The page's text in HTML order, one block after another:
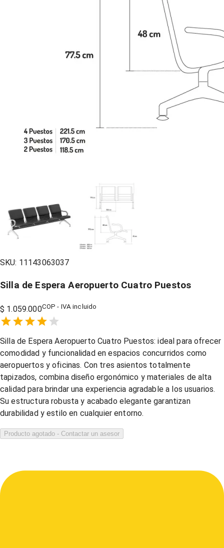
SKU: 11143063037
Silla de Espera Aeropuerto Cuatro Puestos
$ 1.059.000COP - IVA incluido
1 Star,
2 Stars,
3 Stars,
4 Stars,
5 Stars,
Silla de Espera Aeropuerto Cuatro Puestos: ideal para ofrecer
comodidad y funcionalidad en espacios concurridos como
aeropuertos y oficinas. Con tres asientos totalmente
tapizados, combina diseño ergonómico y materiales de alta
calidad para brindar una experiencia agradable a los usuarios.
Su estructura robusta y acabado elegante garantizan
durabilidad y estilo en cualquier entorno.
Producto agotado - Contactar un asesor